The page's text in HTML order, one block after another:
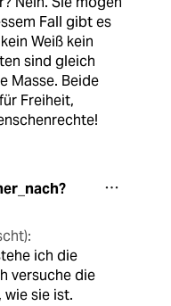
Fall gibt es
Weiß kein
sind gleich
Masse. Beide
Freiheit,
ich die
versuche die
wie sie ist.